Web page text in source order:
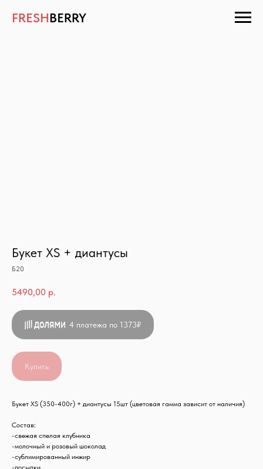
FRESHBERRY
Букет XS + диантусы
Б20
5490,00 р.
Купить
4 платежа по 1373₽
Букет XS (350-400г) + диантусы 15шт (цветовая гамма зависит от наличия)
Состав:
-свежая спелая клубника
-молочный и розовый шоколад
-сублимированный инжир
-посыпки